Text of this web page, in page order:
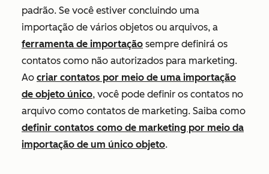
padrão. Se você estiver concluindo uma
importação de vários objetos ou arquivos, a
ferramenta de importação sempre definirá os
contatos como não autorizados para marketing.
Ao criar contatos por meio de uma importação
de objeto único, você pode definir os contatos no
arquivo como contatos de marketing. Saiba como
definir contatos como de marketing por meio da
importação de um único objeto.